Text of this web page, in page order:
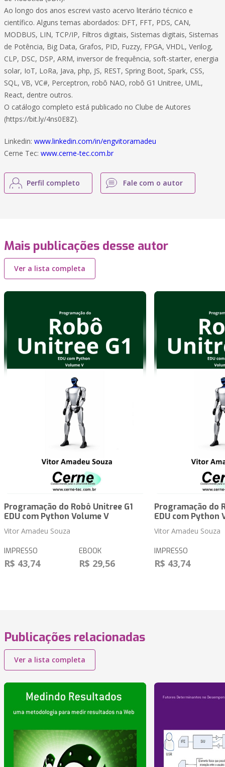
Ao longo dos anos escrevi vasto acervo literário técnico e
científico. Alguns temas abordados: DFT, FFT, PDS, CAN,
MODBUS, LIN, TCP/IP, Filtros digitais, Sistemas digitais, Sistemas
de Potência, Big Data, Grafos, PID, Fuzzy, FPGA, VHDL, Verilog,
CLP, DSC, DSP, ARM, inversor de frequência, soft-starter, energia
solar, IoT, LoRa, Java, php, JS, REST, Spring Boot, Spark, CSS,
SQL, VB, VC#, Perceptron, robô NAO, robô G1 Unitree, UML,
React, dentre outros.
O catálogo completo está publicado no Clube de Autores
(https://bit.ly/4ns0E8Z).
Linkedin: www.linkedin.com/in/engvitoramadeu
Cerne Tec: www.cerne-tec.com.br
Perfil completo Fale com o autor
Mais publicações desse autor
Ver a lista completa
Programação do Robô Unitree G1
EDU com Python Volume V
Vitor Amadeu Souza
IMPRESSO
R$ 43,74
EBOOK
R$ 29,56
Programação do
EDU com Python
Vitor Amadeu Souza
IMPRESSO
R$ 43,74
Publicações relacionadas
Ver a lista completa